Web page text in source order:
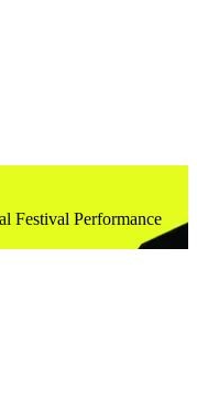
Festival Performance